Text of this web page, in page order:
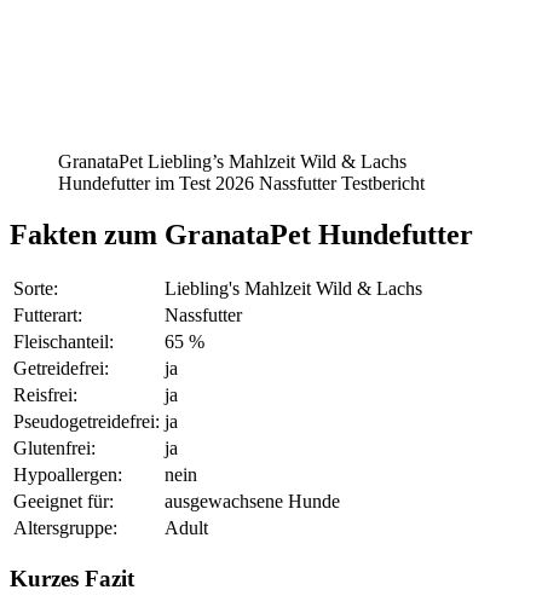
GranataPet Liebling’s Mahlzeit Wild & Lachs
Hundefutter im Test 2026 Nassfutter Testbericht
Fakten zum GranataPet Hundefutter
Sorte:
Liebling's Mahlzeit Wild & Lachs
Futterart:
Nassfutter
Fleischanteil:
65 %
Getreidefrei:
ja
Reisfrei:
ja
Pseudogetreidefrei: ja
Glutenfrei:
ja
Hypoallergen:
nein
Geeignet für:
ausgewachsene Hunde
Altersgruppe:
Adult
Kurzes Fazit